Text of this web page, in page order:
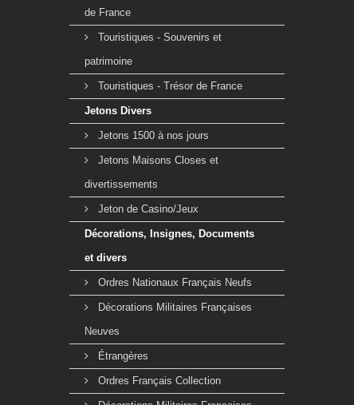
de France
Touristiques - Souvenirs et
patrimoine
Touristiques - Trésor de France
Jetons Divers
Jetons 1500 à nos jours
Jetons Maisons Closes et
divertissements
Jeton de Casino/Jeux
Décorations, Insignes, Documents
et divers
Ordres Nationaux Français Neufs
Décorations Militaires Françaises
Neuves
Étrangères
Ordres Français Collection